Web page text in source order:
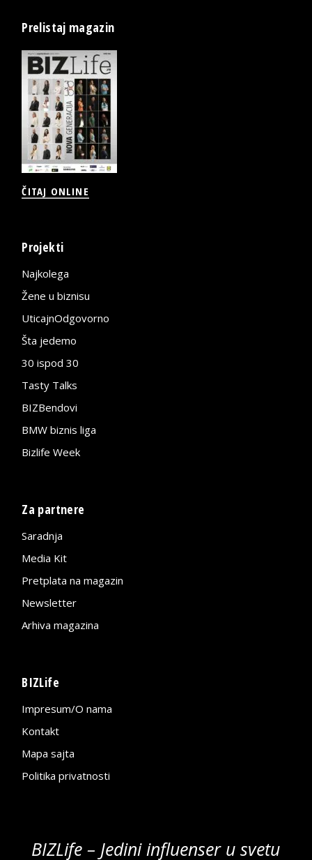
Prelistaj magazin
ČITAJ ONLINE
Projekti
Najkolega
Žene u biznisu
UticajnOdgovorno
Šta jedemo
30 ispod 30
Tasty Talks
BIZBendovi
BMW biznis liga
Bizlife Week
Za partnere
Saradnja
Media Kit
Pretplata na magazin
Newsletter
Arhiva magazina
BIZLife
Impresum/O nama
Kontakt
Mapa sajta
Politika privatnosti
BIZLife – Jedini influenser u svetu